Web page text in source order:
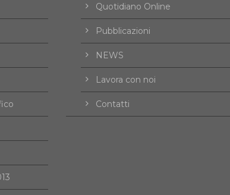
Quotidiano Online
Pubblicazioni
NEWS
Lavora con noi
Contatti